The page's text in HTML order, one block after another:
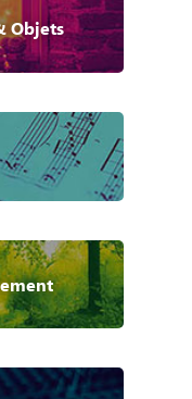
Objets